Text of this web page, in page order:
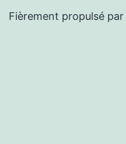
Fièrement propulsé par